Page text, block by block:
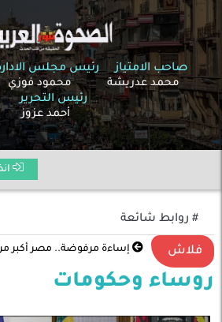
صاحب الامتياز
محمد عدريشة
رئيس مجلس
محمود فوزي
رئيس التحرير
أحمد عزوز
# روابط شائعة
فلاش إساءة مرفوضة.. مصر أكبر
روساء وحكومات